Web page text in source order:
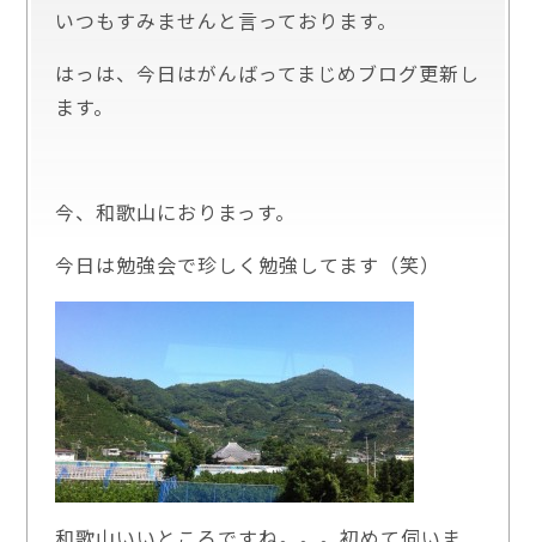
いつもすみませんと言っております。
はっは、今日はがんばってまじめブログ更新し
ます。
今、和歌山におりまっす。
今日は勉強会で珍しく勉強してます（笑）